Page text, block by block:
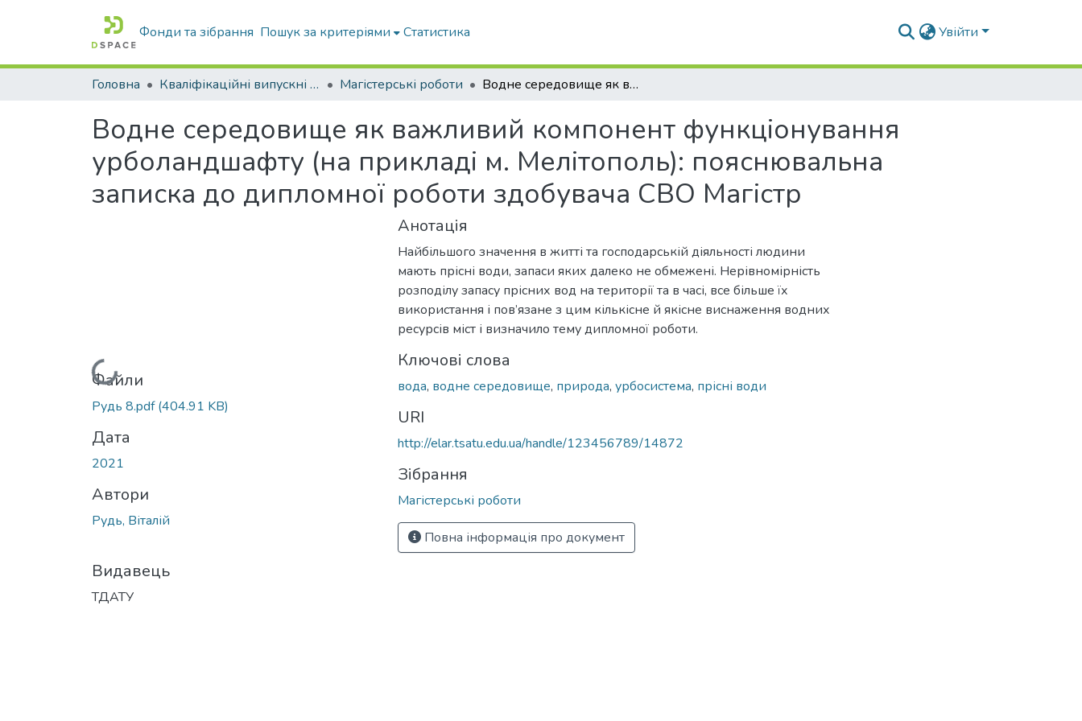
Фонди та зібрання Пошук за критеріями Статистика Увійти
Головна Кваліфікаційні випускні роботи бакалаврів і магістрів Магістерські роботи Водне середовище як важливий компонент функціонування урболандшафту (на прикладі м. Мелітополь): пояснювальна записка до дипломної роботи здобувача СВО Магістр
Водне середовище як важливий компонент функціонування
урболандшафту (на прикладі м. Мелітополь): пояснювальна
записка до дипломної роботи здобувача СВО Магістр
Вантажиться...
Файли
Рудь 8.pdf(404.91 KB)
Дата
2021
Автори
Рудь, Віталій
Видавець
ТДАТУ
Анотація
Найбільшого значення в житті та господарській діяльності людини
мають прісні води, запаси яких далеко не обмежені. Нерівномірність
розподілу запасу прісних вод на території та в часі, все більше їх
використання і пов’язане з цим кількісне й якісне виснаження водних
ресурсів міст і визначило тему дипломної роботи.
Ключові слова
вода, водне середовище, природа, урбосистема, прісні води
URI
http://elar.tsatu.edu.ua/handle/123456789/14872
Зібрання
Магістерські роботи
Повна інформація про документ